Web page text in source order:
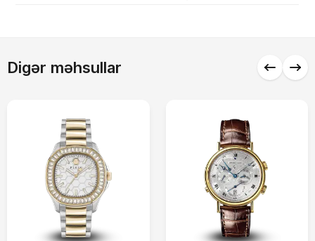
Digər məhsullar